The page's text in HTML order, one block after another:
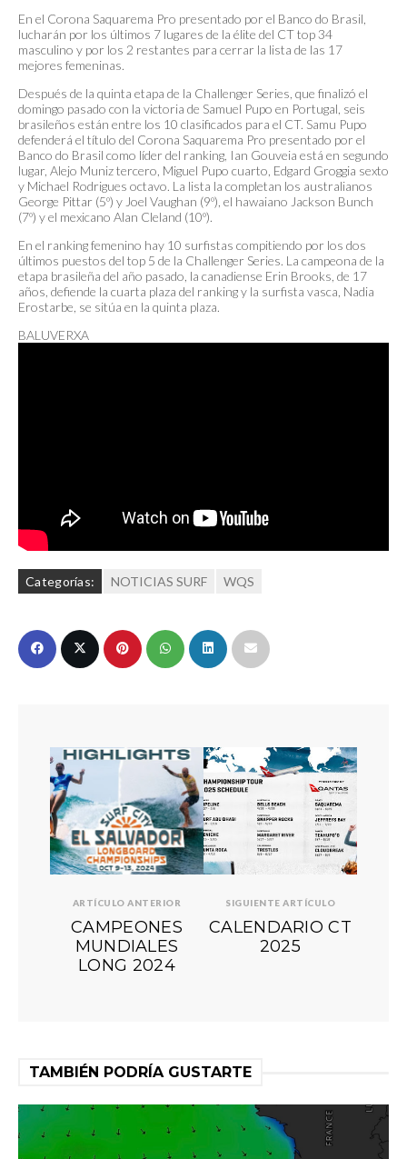
En el Corona Saquarema Pro presentado por el Banco do Brasil,
lucharán por los últimos 7 lugares de la élite del CT top 34
masculino y por los 2 restantes para cerrar la lista de las 17
mejores femeninas.
Después de la quinta etapa de la Challenger Series, que finalizó el
domingo pasado con la victoria de Samuel Pupo en Portugal, seis
brasileños están entre los 10 clasificados para el CT. Samu Pupo
defenderá el título del Corona Saquarema Pro presentado por el
Banco do Brasil como líder del ranking, Ian Gouveia está en segundo
lugar, Alejo Muniz tercero, Miguel Pupo cuarto, Edgard Groggia sexto
y Michael Rodrigues octavo. La lista la completan los australianos
George Pittar (5º) y Joel Vaughan (9º), el hawaiano Jackson Bunch
(7º) y el mexicano Alan Cleland (10º).
En el ranking femenino hay 10 surfistas compitiendo por los dos
últimos puestos del top 5 de la Challenger Series. La campeona de la
etapa brasileña del año pasado, la canadiense Erin Brooks, de 17
años, defiende la cuarta plaza del ranking y la surfista vasca, Nadia
Erostarbe, se sitúa en la quinta plaza.
BALUVERXA
Categorías: NOTICIAS SURF WQS
ARTÍCULO ANTERIOR
CAMPEONES
MUNDIALES
LONG 2024
SIGUIENTE ARTÍCULO
CALENDARIO CT
2025
TAMBIÉN PODRÍA GUSTARTE